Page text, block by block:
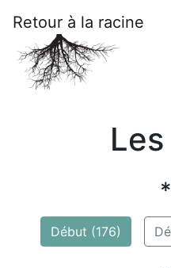
Retour à la racine
Début (176)